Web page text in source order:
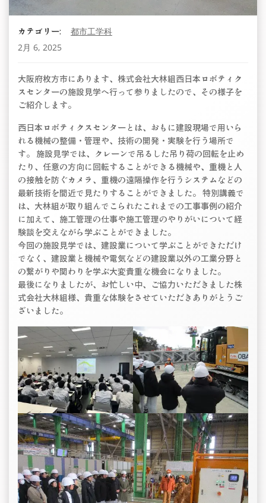
カテゴリー:
都市工学科
2月 6, 2025
大阪府枚方市にあります、株式会社大林組西日本ロボティク
スセンターの施設見学へ行って参りましたので、その様子を
ご紹介します。
西日本ロボティクスセンターとは、おもに建設現場で用いら
れる機械の整備・管理や、技術の開発・実験を行う場所で
す。 施設見学では、クレーンで吊るした吊り荷の回転を止め
たり、任意の方向に回転することができる機械や、重機と人
の接触を防ぐカメラ、重機の遠隔操作を行うシステムなどの
最新技術を間近で見たりすることができました。 特別講義で
は、大林組が取り組んでこられたこれまでの工事事例の紹介
に加えて、施工管理の仕事や施工管理のやりがいについて経
験談を交えながら学ぶことができました。
今回の施設見学では、建設業について学ぶことができただけ
でなく、建設業と機械や電気などの建設業以外の工業分野と
の繋がりや関わりを学ぶ大変貴重な機会になりました。
最後になりましたが、お忙しい中、ご協力いただきました株
式会社大林組様、貴重な体験をさせていただきありがとうご
ざいました。